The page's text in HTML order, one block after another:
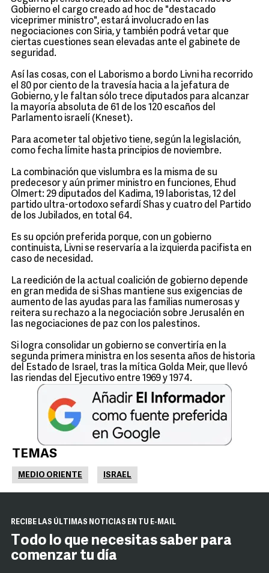
Gobierno el cargo creado ad hoc de "destacado
viceprimer ministro", estará involucrado en las
negociaciones con Siria, y también podrá vetar que
ciertas cuestiones sean elevadas ante el gabinete de
seguridad.
Así las cosas, con el Laborismo a bordo Livni ha recorrido
el 80 por ciento de la travesía hacia a la jefatura de
Gobierno, y le faltan sólo trece diputados para alcanzar
la mayoría absoluta de 61 de los 120 escaños del
Parlamento israelí (Kneset).
Para acometer tal objetivo tiene, según la legislación,
como fecha límite hasta principios de noviembre.
La combinación que vislumbra es la misma de su
predecesor y aún primer ministro en funciones, Ehud
Olmert: 29 diputados del Kadima, 19 laboristas, 12 del
partido ultra-ortodoxo sefardí Shas y cuatro del Partido
de los Jubilados, en total 64.
Es su opción preferida porque, con un gobierno
continuista, Livni se reservaría a la izquierda pacifista en
caso de necesidad.
La reedición de la actual coalición de gobierno depende
en gran medida de si Shas mantiene sus exigencias de
aumento de las ayudas para las familias numerosas y
reitera su rechazo a la negociación sobre Jerusalén en
las negociaciones de paz con los palestinos.
Si logra consolidar un gobierno se convertiría en la
segunda primera ministra en los sesenta años de historia
del Estado de Israel, tras la mítica Golda Meir, que llevó
las riendas del Ejecutivo entre 1969 y 1974.
TEMAS
MEDIO ORIENTE ISRAEL
RECIBE LAS ÚLTIMAS NOTICIAS EN TU E-MAIL
Todo lo que necesitas saber para
comenzar tu día